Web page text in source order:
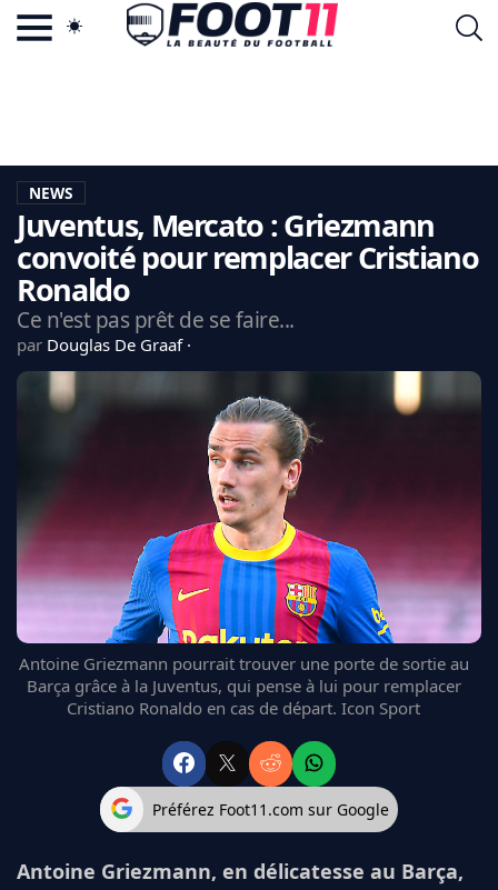
LA CHARTE
VIE PRIVÉE
CGU
CONTACTEZ-NOUS
MERCATO
CDM 2026
EDF
REAL MADRID
FC BARCELONE
MANCHESTER UNITED
CHELSEA
L'AVIS DE LA RÉDAC'
NEWS
Juventus, Mercato : Griezmann
convoité pour remplacer Cristiano
Ronaldo
Ce n'est pas prêt de se faire...
par Douglas De Graaf
Antoine Griezmann pourrait trouver une porte de sortie au
Barça grâce à la Juventus, qui pense à lui pour remplacer
Cristiano Ronaldo en cas de départ. Icon Sport
Préférez Foot11.com sur Google
Antoine Griezmann, en délicatesse au Barça,